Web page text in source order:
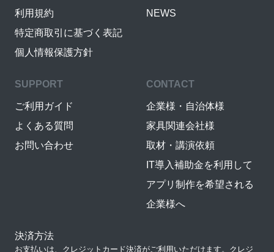
利用規約
特定商取引に基づく表記
個人情報保護方針
NEWS
SUPPORT
ご利用ガイド
よくある質問
お問い合わせ
CONTACT
企業様・自治体様
家具関連会社様
取材・講演依頼
IT導入補助金を利用して
アプリ制作を希望される
企業様へ
決済方法
お支払いは、クレジットカード決済がご利用いただけます。クレジ